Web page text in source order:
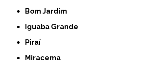
Bom Jardim
Iguaba Grande
Piraí
Miracema